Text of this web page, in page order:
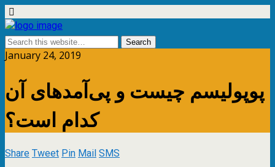
January 24, 2019
پوپولیسم چیست و پی‌آمدهای آن
کدام است؟
ShareTweetPinMailSMS